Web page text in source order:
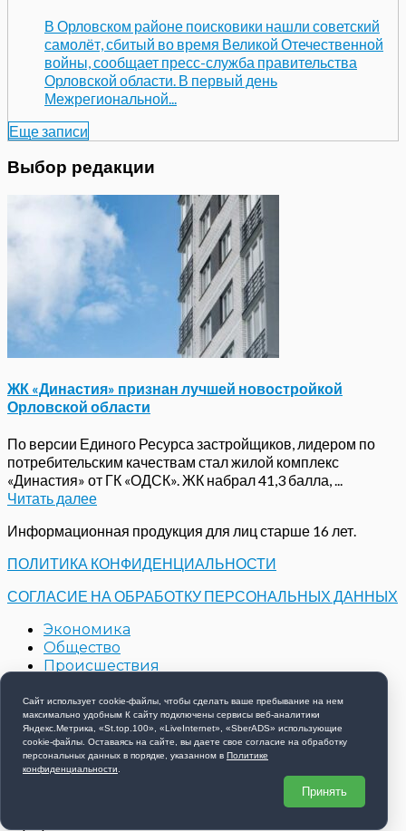
В Орловском районе поисковики нашли советский
самолёт, сбитый во время Великой Отечественной
войны, сообщает пресс-служба правительства
Орловской области. В первый день
Межрегиональной...
Еще записи
Выбор редакции
ЖК «Династия» признан лучшей новостройкой
Орловской области
По версии Единого Ресурса застройщиков, лидером по
потребительским качествам стал жилой комплекс
«Династия» от ГК «ОДСК». ЖК набрал 41,3 балла, ...
Читать далее
Информационная продукция для лиц старше 16 лет.
ПОЛИТИКА КОНФИДЕНЦИАЛЬНОСТИ
СОГЛАСИЕ НА ОБРАБОТКУ ПЕРСОНАЛЬНЫХ ДАННЫХ
Экономика
Общество
Происшествия
Контакты
Новости компаний
Copyright © 2026 РИА 57 - Все права защищены
Сайт использует cookie-файлы, чтобы сделать ваше пребывание на нем
максимально удобным К cайту подключены сервисы веб-аналитики
Яндекс.Метрика, «St.top.100», «LiveInternet», «SberADS» использующиe
cookie-файлы. Оставаясь на сайте, вы даете свое согласие на обработку
персональных данных в порядке, указанном в Политике
конфиденциальности
Принять